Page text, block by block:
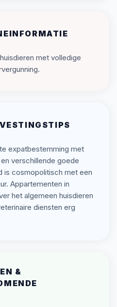
met volledige
expatbestemming met
verschillende goede
is cosmopolitisch met een
Appartementen in
het algemeen huisdieren
diensten erg
&